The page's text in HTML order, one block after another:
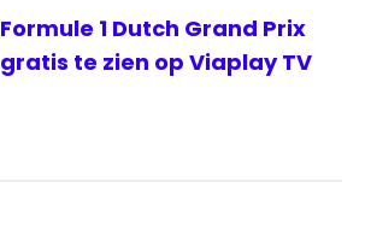
Formule 1 Dutch Grand Prix
gratis te zien op Viaplay TV